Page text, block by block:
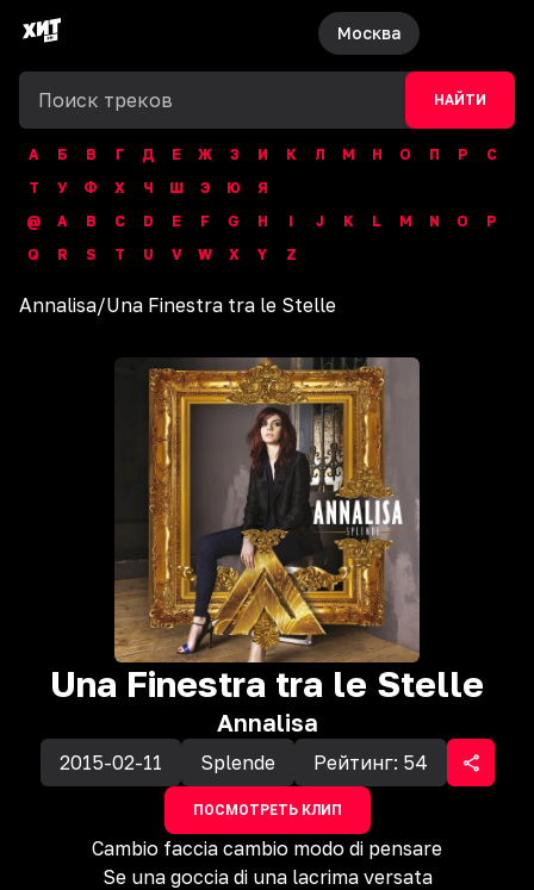
Москва
НАЙТИ
А Б В Г Д Е Ж З И К Л М Н О П Р
С
Т
У Ф Х Ч Ш Э Ю
Я
@
A B C D E F G H I J K L M N O
P
Q
R S T U V W X Y Z
Annalisa/Una Finestra tra le Stelle
Una Finestra tra le Stelle
Annalisa
2015-02-11 Splende Рейтинг: 54
ПОСМОТРЕТЬ КЛИП
Cambio faccia cambio modo di pensare
Se una goccia di una lacrima versata